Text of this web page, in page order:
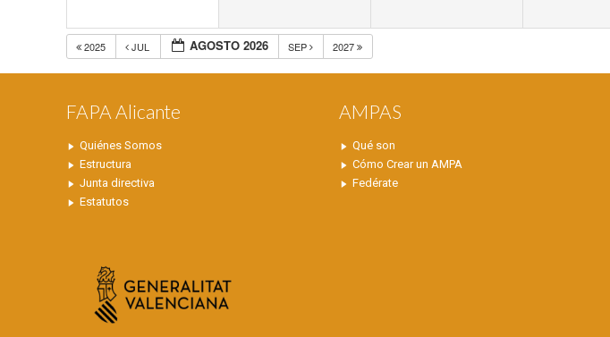
2025 JUL AGOSTO 2026 SEP 2027
FAPA Alicante
Quiénes Somos
Estructura
Junta directiva
Estatutos
AMPAS
Qué son
Cómo Crear un AMPA
Fedérate